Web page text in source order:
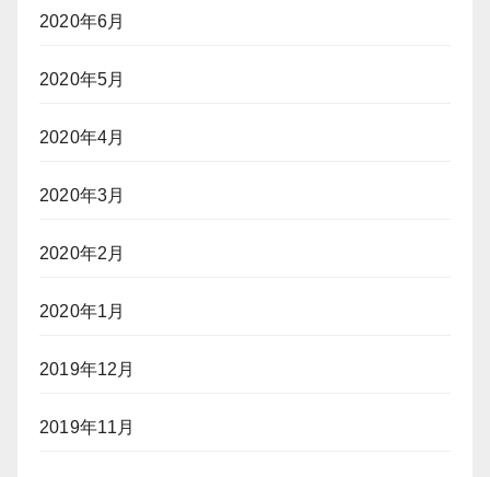
2020年6月
2020年5月
2020年4月
2020年3月
2020年2月
2020年1月
2019年12月
2019年11月